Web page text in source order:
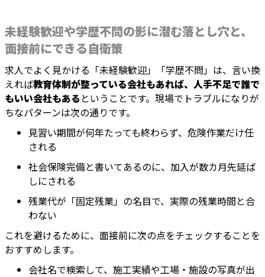
未経験歓迎や学歴不問の影に潜む落とし穴と、
面接前にできる自衛策
求人でよく見かける「未経験歓迎」「学歴不問」は、言い換
えれば教育体制が整っている会社もあれば、人手不足で誰で
もいい会社もある ということです。現場でトラブルになりが
ちなパターンは次の通りです。
見習い期間が何年たっても終わらず、危険作業だけ任
される
社会保険完備と書いてあるのに、加入が数カ月先延ば
しにされる
残業代が「固定残業」の名目で、実際の残業時間と合
わない
これを避けるために、面接前に次の点をチェックすることを
おすすめします。
会社名で検索して、施工実績や工場・施設の写真が出